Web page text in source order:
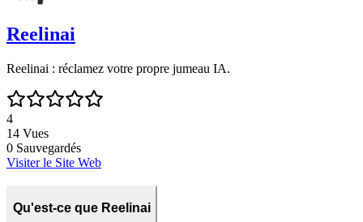
Reelinai
Reelinai : réclamez votre propre jumeau IA.
4
14 Vues
0 Sauvegardés
Visiter le Site Web
Qu'est-ce que Reelinai